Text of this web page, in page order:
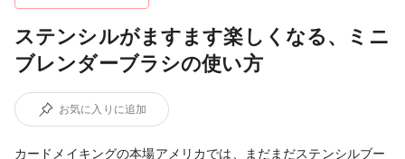
ステンシルがますます楽しくなる、ミニ
ブレンダーブラシの使い方
お気に入りに追加
カードメイキングの本場アメリカでは、まだまだステンシルブー